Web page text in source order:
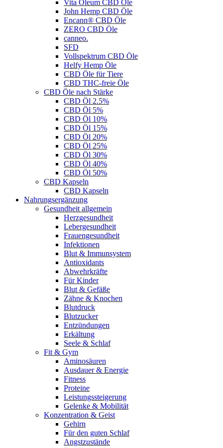
Vita Oleum CBD Öle
John Hemp CBD Öle
Encann® CBD Öle
ZERO CBD Öle
canneo.
SFD
Vollspektrum CBD Öle
Helfy Hemp Öle
CBD Öle für Tiere
CBD THC-freie Öle
CBD Öle nach Stärke
CBD Öl 2.5%
CBD Öl 5%
CBD Öl 10%
CBD Öl 15%
CBD Öl 20%
CBD Öl 25%
CBD Öl 30%
CBD Öl 40%
CBD Öl 50%
CBD Kapseln
CBD Kapseln
Nahrungsergänzung
Gesundheit allgemein
Herzgesundheit
Lebergesundheit
Frauengesundheit
Infektionen
Blut & Immunsystem
Antioxidants
Abwehrkräfte
Für Kinder
Blut & Gefäße
Zähne & Knochen
Blutdruck
Blutzucker
Entzündungen
Erkältung
Seele & Schlaf
Fit & Gym
Aminosäuren
Ausdauer & Energie
Fitness
Proteine
Leistungssteigerung
Gelenke & Mobilität
Konzentration & Geist
Gehirn
Für den guten Schlaf
Angstzustände